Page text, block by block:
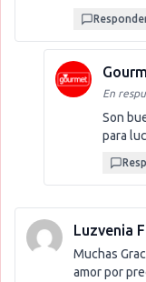
En
Son
para
Luzvenia
Muchas
amor por